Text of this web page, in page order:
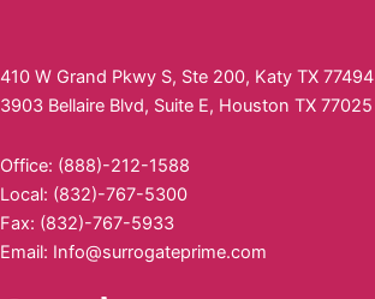
410 W Grand Pkwy S, Ste 200, Katy TX 77494
3903 Bellaire Blvd, Suite E, Houston TX 77025
Office: (888)-212-1588
Local: (832)-767-5300
Fax: (832)-767-5933
Email: Info@surrogateprime.com